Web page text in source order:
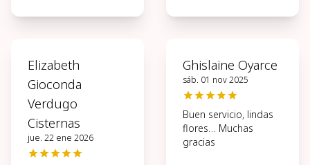
proceso.
Elizabeth
Gioconda
Verdugo
Cisternas
jue. 22 ene 2026
Ghislaine Oyarce
sáb. 01 nov 2025
Buen servicio, lindas
flores… Muchas
gracias